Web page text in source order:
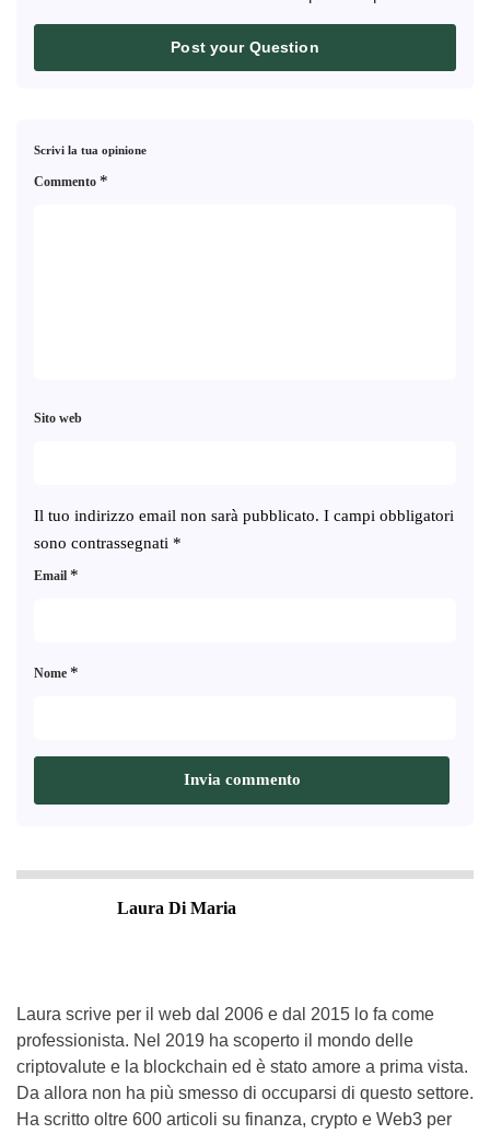
Post your Question
Scrivi la tua opinione
Il tuo indirizzo email non sarà pubblicato. I campi obbligatori
sono contrassegnati *
Commento *
Nome *
Email *
Sito web
Laura Di Maria
Laura scrive per il web dal 2006 e dal 2015 lo fa come
professionista. Nel 2019 ha scoperto il mondo delle
criptovalute e la blockchain ed è stato amore a prima vista.
Da allora non ha più smesso di occuparsi di questo settore.
Ha scritto oltre 600 articoli su finanza, crypto e Web3 per